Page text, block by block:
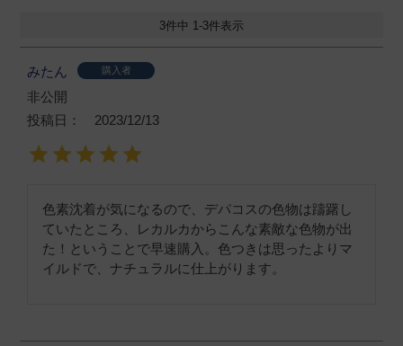
3件中 1-3件表示
みたん 購入者
非公開
投稿日
2023/12/13
色素沈着が気になるので、デパコスの色物は躊躇し
ていたところ、レカルカからこんな素敵な色物が出
た！ということで早速購入。色つきは思ったよりマ
イルドで、ナチュラルに仕上がります。